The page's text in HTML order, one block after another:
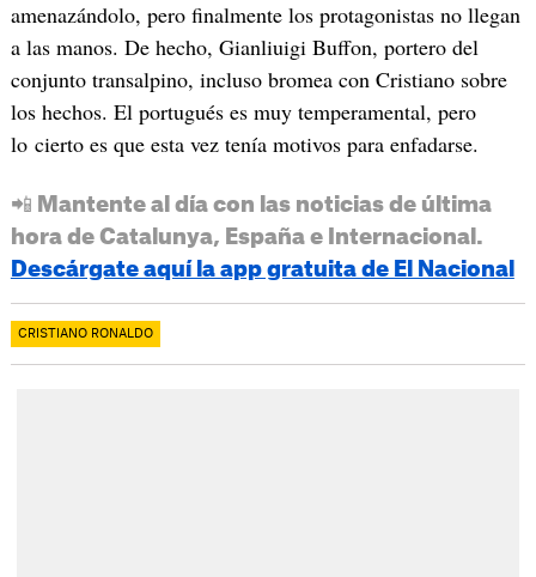
amenazándolo, pero finalmente los protagonistas no llegan
a las manos. De hecho, Gianliuigi Buffon, portero del
conjunto transalpino, incluso bromea con Cristiano sobre
los hechos. El portugués es muy temperamental, pero
lo cierto es que esta vez tenía motivos para enfadarse.
📲 Mantente al día con las noticias de última
hora de Catalunya, España e Internacional.
Descárgate aquí la app gratuita de El Nacional
CRISTIANO RONALDO